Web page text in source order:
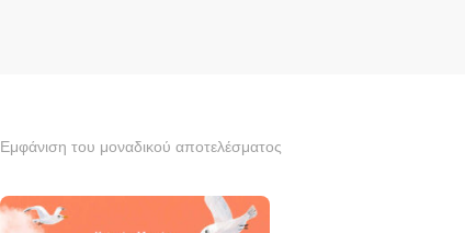
Εμφάνιση του μοναδικού αποτελέσματος